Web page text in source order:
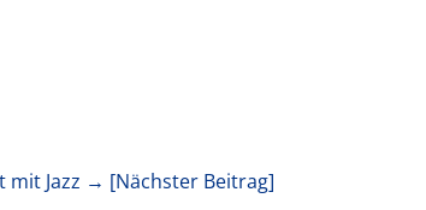
mit Jazz → [Nächster Beitrag]